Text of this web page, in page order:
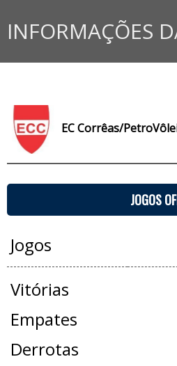
INFORMAÇÕES
EC Corrêas/
JOGOS
Jogos
Vitórias
Empates
Derrotas